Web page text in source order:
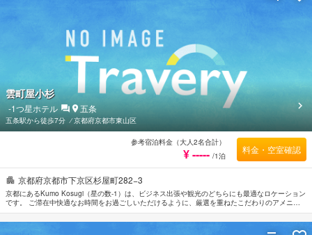
京都府京都市下京区杉屋町282−3
京都にあるKumo Kosugi（星の数-1）は、ビジネス出張や観光のどちらにも最適なロケーション
です。 ご滞在中快適なお時間をお過ごしいただけるように、厳選を重ねたこだわりのアメニテ
ィをご用意しております。 ご滞在中は全室Wi-Fi無料などの設備・サービスをご活用ください。
贅沢なインテリアと便利なアメニティを各お部屋に整えております。 当施設ではさまざまなレ
クリエーションをご体験いただけます。 便利な立地に位置するKumo Kosugiは快適なサービス
雲町屋小杉
-1つ星ホテル 五条
五条駅から徒歩7分 ⁄京都府京都市東山区
参考宿泊料金（大人2名合計）
¥ ----- /1泊
料金・空室確認